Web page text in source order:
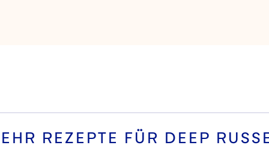
REZEPTE FÜR DEEP